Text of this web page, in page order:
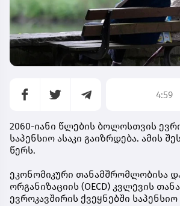
4:59
2060-იანი წლების ბოლოსთვის
საპენსიო ასაკი გაიზრდება. ამის
წერს.
ეკონომიკური თანამშრომლობისა
ორგანიზაციის (OECD) კვლევის
ევროკავშირის ქვეყნებში